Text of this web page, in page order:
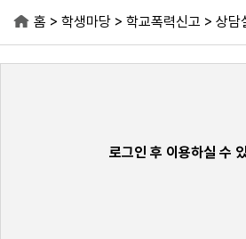
홈 > 학생마당 > 학교폭력신고 > 상담
로그인 후 이용하실 수